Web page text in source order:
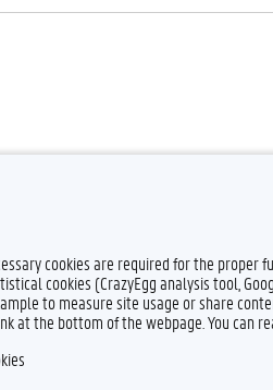
cookies are required for the proper
cookies (CrazyEgg analysis tool,
to measure site usage or share
the bottom of the webpage. You can